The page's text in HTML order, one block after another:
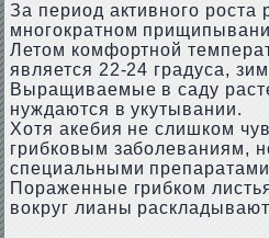
За период активного роста
многократном
Летом комфортной
является 22-24 градуса,
Выращиваемые в саду
нуждаются в укутывании.
Хотя акебия не слишком
грибковым заболеваниям,
специальными
Пораженные грибком
вокруг лианы